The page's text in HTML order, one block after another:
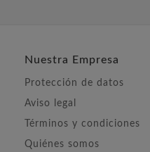
Nuestra Empresa
Protección de datos
Aviso legal
Términos y condiciones
Quiénes somos